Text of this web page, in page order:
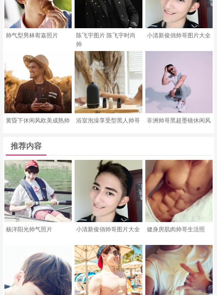
帅气型男林宥嘉照片
陈飞宇图片 陈飞宇时尚
帅
小清新俊俏帅哥图片大全
黄昏下休闲风欧美成熟帅 浴室泡澡享受型黑人帅哥 非洲帅哥黑超墨镜休闲风
推荐内容
杨洋阳光帅气照片 小清新俊俏帅哥图片大全 健身房肌肉帅哥生活照